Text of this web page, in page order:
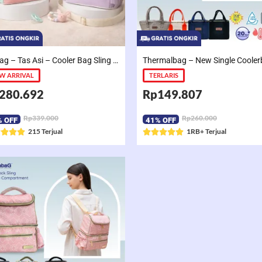
Gabag – Tas Asi – Cooler Bag Sling Single Compartment Mint Grape Bubble
ARRIVAL
OFF Rp339.000
R
a
e
d
5
o
u
t
215 Terjual
TERLARIS
Rp149.807
41% OFF Rp260.000
R
a
1RB+ Terjual